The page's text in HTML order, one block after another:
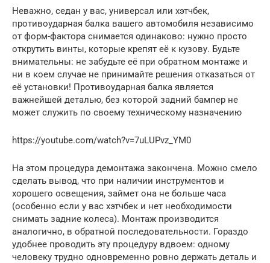
Неважно, седан у вас, универсал или хэтчбек,
противоударная балка вашего автомобиля независимо
от форм-фактора снимается одинаково: нужно просто
открутить винты, которые крепят её к кузову. Будьте
внимательны: не забудьте её при обратном монтаже и
ни в коем случае не принимайте решения отказаться от
её установки! Противоударная балка является
важнейшей деталью, без которой задний бампер не
может служить по своему техническому назначению
https://youtube.com/watch?v=7uLUPvz_YM0
На этом процедура демонтажа закончена. Можно смело
сделать вывод, что при наличии инструментов и
хорошего освещения, займет она не больше часа
(особенно если у вас хэтчбек и нет необходимости
снимать задние колеса). Монтаж производится
аналогично, в обратной последовательности. Гораздо
удобнее проводить эту процедуру вдвоем: одному
человеку трудно одновременно ровно держать деталь и